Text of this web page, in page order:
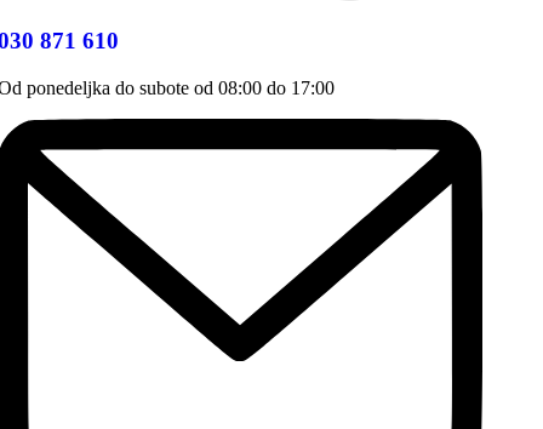
871 610
ponedeljka do subote od 08:00 do 17:00